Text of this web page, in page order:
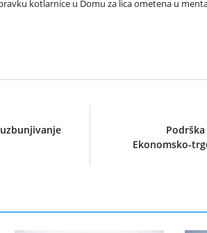
kotlarnice u Domu za lica ometena u
Ekonomsko-